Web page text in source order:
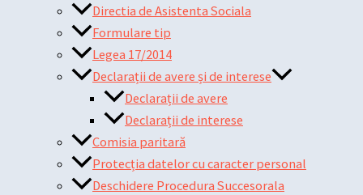
Directia de Asistenta Sociala
Formulare tip
Legea 17/2014
Declarații de avere și de interese
Declarații de avere
Declarații de interese
Comisia paritară
Protecția datelor cu caracter personal
Deschidere Procedura Succesorala